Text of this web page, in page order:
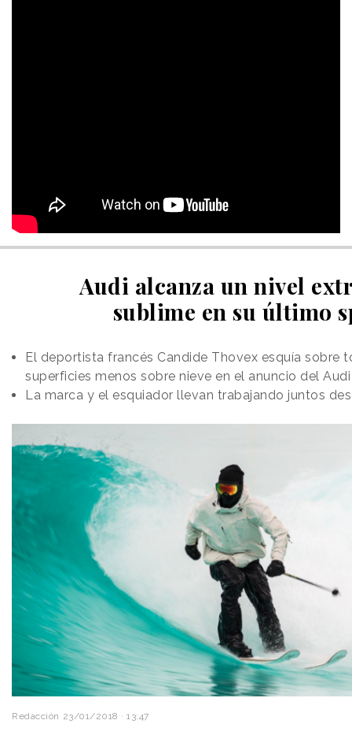
Audi alcanza un nivel
sublime en su último
El deportista francés Candide Thovex esquía sobre
superficies menos sobre nieve en el anuncio del
La marca y el esquiador llevan trabajando juntos
Redacción 23/01/2018 · 13:47